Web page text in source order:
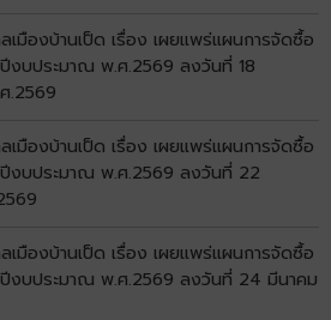
ลเมืองบ้านเป็ด เรื่อง เผยแพร่แผนการจัดซื้อ
ปีงบประมาณ พ.ศ.2569 ลงวันที่ 18
.2569
ลเมืองบ้านเป็ด เรื่อง เผยแพร่แผนการจัดซื้อ
ปีงบประมาณ พ.ศ.2569 ลงวันที่ 22
ลเมืองบ้านเป็ด เรื่อง เผยแพร่แผนการจัดซื้อ
ปีงบประมาณ พ.ศ.2569 ลงวันที่ 24 มีนาคม